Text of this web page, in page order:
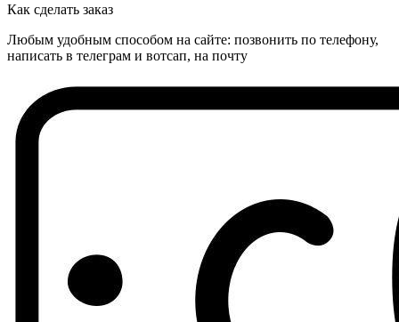
Как сделать заказ
Любым удобным способом на сайте: позвонить по телефону,
написать в телеграм и вотсап, на почту